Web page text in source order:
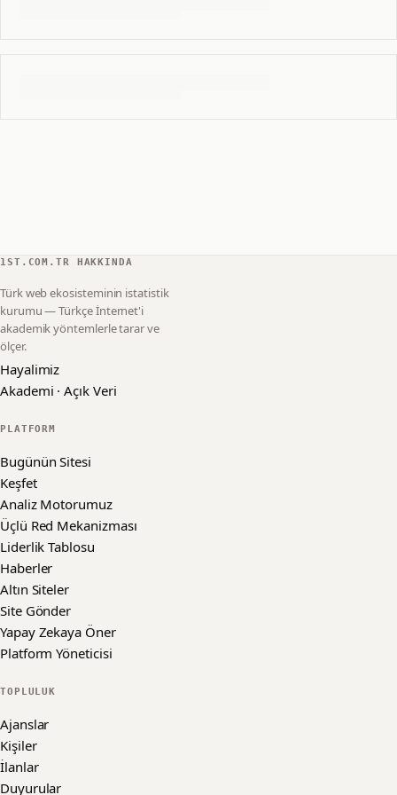
1ST.COM.TR HAKKINDA
Türk web ekosisteminin istatistik
kurumu — Türkçe İnternet'i
akademik yöntemlerle tarar ve
ölçer.
Hayalimiz
Akademi · Açık Veri
PLATFORM
Bugünün Sitesi
Keşfet
Analiz Motorumuz
Üçlü Red Mekanizması
Liderlik Tablosu
Haberler
Altın Siteler
Site Gönder
Yapay Zekaya Öner
Platform Yöneticisi
TOPLULUK
Ajanslar
Kişiler
İlanlar
Duyurular